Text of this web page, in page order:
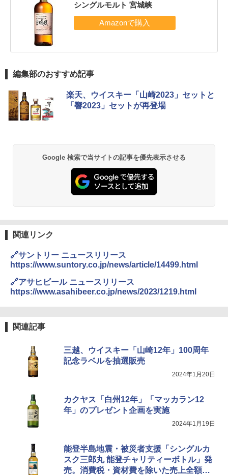
シングルモルト 宮城峡
編集部のおすすめ記事
楽天、ウイスキー「山崎2023」セットと
「響2023」セットが再登場
Google 検索で当サイトの記事を優先表示させる
関連リンク
🔗サントリー ニュースリリース
https://www.suntory.co.jp/news/article/14499.html
🔗アサヒビール ニュースリリース
https://www.asahibeer.co.jp/news/2023/1219.html
関連記事
三越、ウイスキー「山崎12年」100周年
記念ラベルを抽選販売
2024年1月20日
カクヤス「白州12年」「マッカラン12
年」のプレゼント企画を実施
2024年1月19日
能登半島地震・被災者支援「シングルカ
スク三郎丸 能登チャリティーボトル」発
売。消費税・資材費を除いた売上全額を